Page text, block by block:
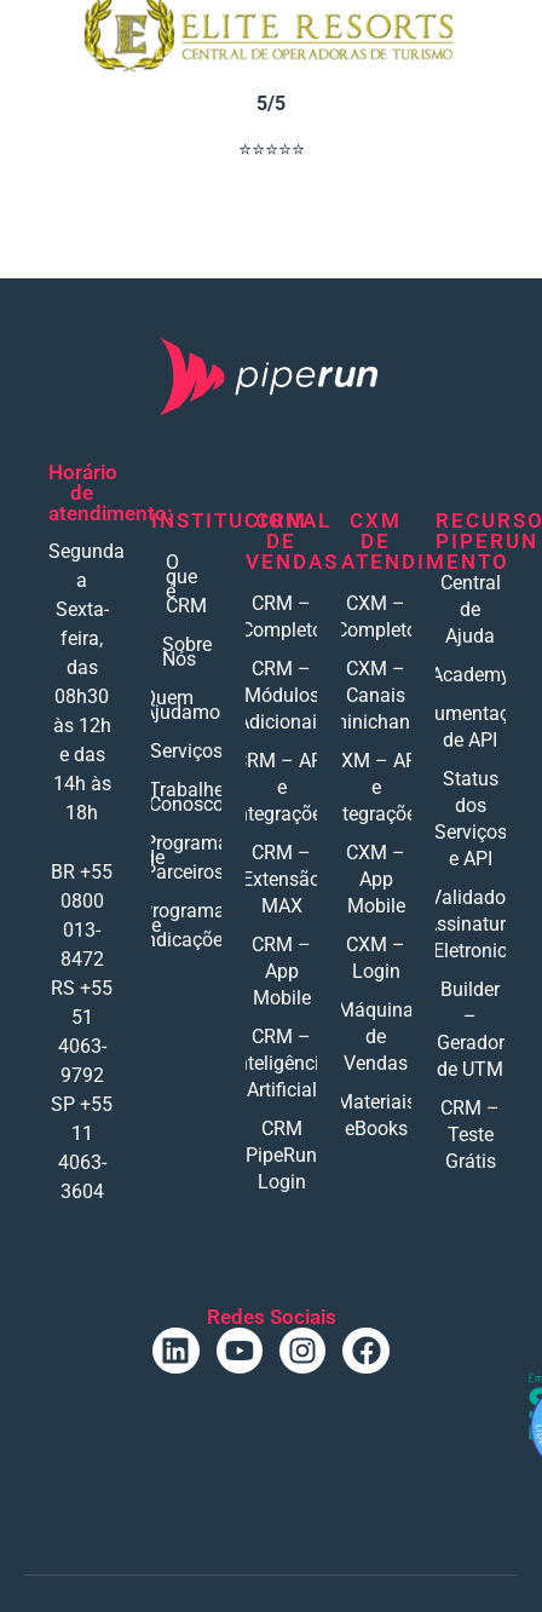
5/5
⭐⭐⭐⭐⭐
Horário
de
atendimento:
Segunda
a
Sexta-
feira,
das
08h30
às 12h
e das
14h às
18h
BR +55
0800
013-
8472
RS +55
51
4063-
9792
SP +55
11
4063-
3604
INSTITUCIONAL
O
que
é
CRM
Sobre
Nós
Quem
Ajudamos
Serviços
Trabalhe
Conosco
Programa
de
Parceiros
Programa
de
Indicações
CRM
DE
VENDAS
CRM –
Completo
CRM –
Módulos
Adicionais
CRM – API
e
Integrações
CRM –
Extensão
MAX
CRM –
App
Mobile
CRM –
Inteligência
Artificial
CRM
PipeRun
Login
CXM
DE
ATENDIMENTO
CXM –
Completo
CXM –
Canais
Ominichannel
CXM – API
e
Integrações
CXM –
App
Mobile
CXM –
Login
Máquina
de
Vendas
Materiais
eBooks
PIPERUN
Central
de
Ajuda
Academy
Documentações
de API
Status
dos
Serviços
e API
Validador
Assinatura
Eletronic
Builder
–
Gerador
de UTM
CRM –
Teste
Grátis
Redes Sociais